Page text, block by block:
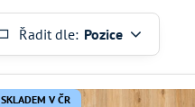
Řadit dle: Pozice
SKLADEM V ČR